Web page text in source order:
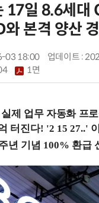
17일 8.6세대
본격 양산
03 18:00
업데이트 :
1면
업무 자동화 프로젝트 구현